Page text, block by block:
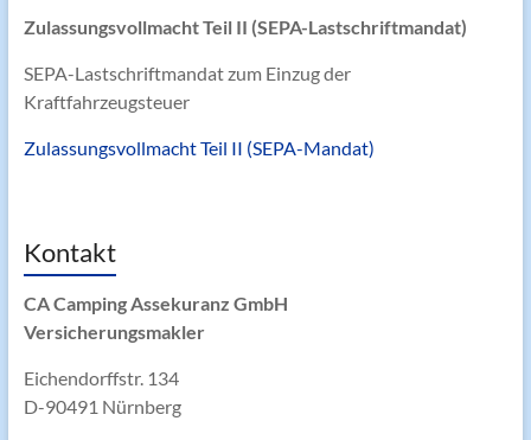
Zulassungsvollmacht Teil II (SEPA-Lastschriftmandat)
SEPA-Lastschriftmandat zum Einzug der
Kraftfahrzeugsteuer
Zulassungsvollmacht Teil II (SEPA-Mandat)
Kontakt
CA Camping Assekuranz GmbH
Versicherungsmakler
Eichendorffstr. 134
D-90491 Nürnberg